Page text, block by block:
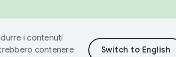
i contenuti
contenere